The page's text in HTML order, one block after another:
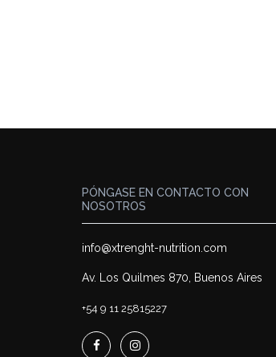
PÓNGASE EN CONTACTO CON
NOSOTROS
info@xtrenght-nutrition.com
Av. Los Quilmes 870, Buenos Aires
+54 9 11 25815227